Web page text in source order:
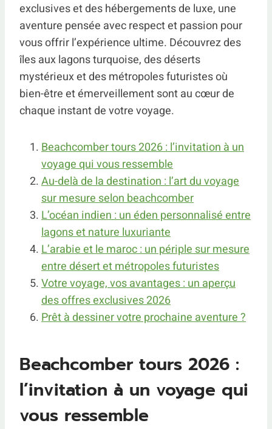
exclusives et des hébergements de luxe, une
aventure pensée avec respect et passion pour
vous offrir l’expérience ultime. Découvrez des
îles aux lagons turquoise, des déserts
mystérieux et des métropoles futuristes où
bien-être et émerveillement sont au cœur de
chaque instant de votre voyage.
Beachcomber tours 2026 : l’invitation à un
voyage qui vous ressemble
Au-delà de la destination : l’art du voyage
sur mesure selon beachcomber
L’océan indien : un éden personnalisé entre
lagons et nature luxuriante
L’arabie et le maroc : un périple sur mesure
entre désert et métropoles futuristes
Votre voyage, vos avantages : un aperçu
des offres exclusives 2026
Prêt à dessiner votre prochaine aventure ?
Beachcomber tours 2026 :
l’invitation à un voyage qui
vous ressemble